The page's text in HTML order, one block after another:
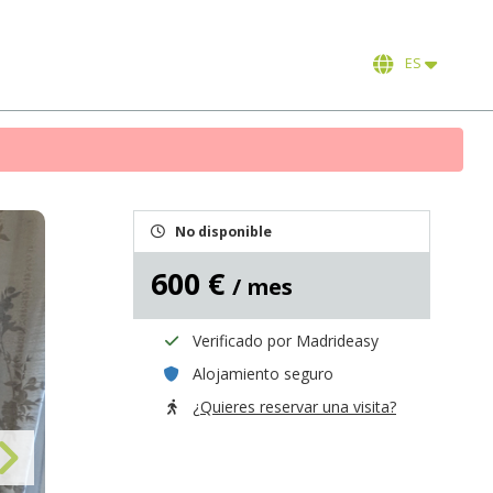
ES
No disponible
600 € / mes
Verificado por Madrideasy
Alojamiento seguro
¿Quieres reservar una visita?